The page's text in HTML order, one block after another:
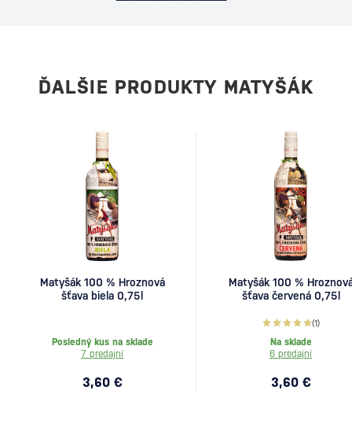
ĎALŠIE PRODUKTY MATYŠÁK
Matyšák 100 % Hroznová
šťava biela 0,75l
Posledný kus na sklade
7 predajní
3,60 €
Matyšák 100 %
šťava červená 0,75l
(1)
Na sklade
6 predajní
3,60 €